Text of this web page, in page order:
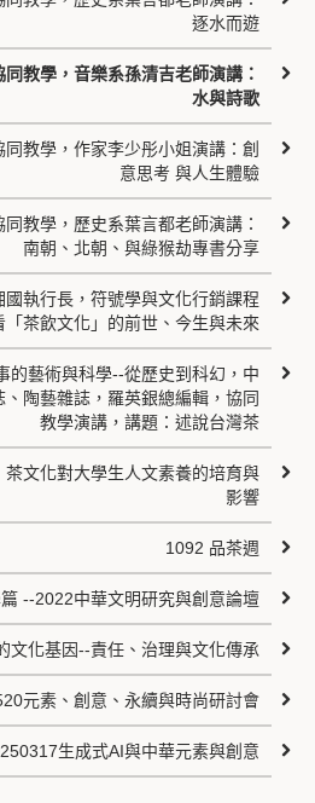
逐水而遊
教學，音樂系孫清吉老師演講：
水與詩歌
教學，作家李少彤小姐演講：創
意思考 與人生體驗
教學，歷史系葉言都老師演講：
南朝、北朝、與綠猴劫專書分享
執行長，符號學與文化行銷課程
茶飲文化」的前世、今生與未來
的藝術與科學--從歷史到科幻，中
陶藝雜誌，羅英銀總編輯，協同
教學演講，講題：述說台灣茶
文化對大學生人文素養的培育與
影響
1092 品茶週
--2022中華文明研究與創意論壇
文化基因--責任、治理與文化傳承
元素、創意、永續與時尚研討會
生成式AI與中華元素與創意